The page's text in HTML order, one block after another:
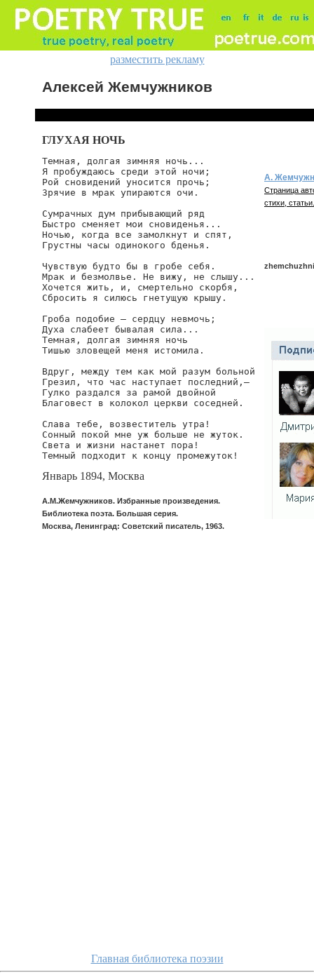
разместить рекламу
Алексей Жемчужников
ГЛУХАЯ НОЧЬ
Темная, долгая зимняя ночь...
Я пробуждаюсь среди этой ночи;
Рой сновидений уносится прочь;
Зрячие в мрак упираются очи.
Сумрачных дум прибывающий ряд
Быстро сменяет мои сновиденья...
Ночью, когда все замолкнут и спят,
Грустны часы одинокого бденья.
Чувствую будто бы в гробе себя.
Мрак и безмолвье. Не вижу, не слышу...
Хочется жить, и, смертельно скорбя,
Сбросить я силюсь гнетущую крышу.
Гроба подобие — сердцу невмочь;
Духа слабеет бывалая сила...
Темная, долгая зимняя ночь
Тишью зловещей меня истомила.
Вдруг, между тем как мой разум больной
Грезил, что час наступает последний,—
Гулко раздался за рамой двойной
Благовест в колокол церкви соседней.
Слава тебе, возвеститель утра!
Сонный покой мне уж больше не жуток.
Света и жизни настанет пора!
Темный подходит к концу промежуток!
Январь 1894, Москва
А.М.Жемчужников. Избранные произведения.
Библиотека поэта. Большая серия.
Москва, Ленинград: Советский писатель, 1963.
А.
Страница
стихи, статьи.
Главная библиотека поэзии